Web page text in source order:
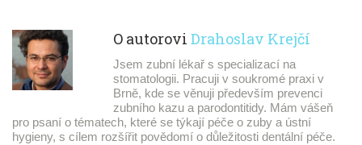
O autorovi Drahoslav Krejčí
Jsem zubní lékař s specializací na
stomatologii. Pracuji v soukromé praxi v
Brně, kde se věnuji především prevenci
zubního kazu a parodontitidy. Mám vášeň
pro psaní o tématech, které se týkají péče o zuby a ústní
hygieny, s cílem rozšířit povědomí o důležitosti dentální péče.